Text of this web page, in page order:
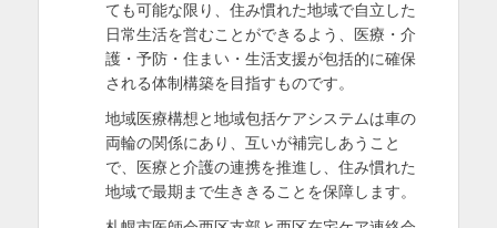
ても可能な限り、住み慣れた地域で自立した
日常生活を営むことができるよう、医療・介
護・予防・住まい・生活支援が包括的に確保
される体制構築を目指すものです。
地域医療構想と地域包括ケアシステムは車の
両輪の関係にあり、互いが補完しあうこと
で、医療と介護の連携を推進し、住み慣れた
地域で最期まで生ききることを保障します。